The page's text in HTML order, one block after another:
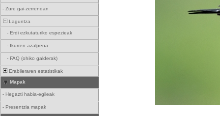
- Zure gai-zerrendan
Laguntza
- Erdi ezkutaturiko espezieak
- Ikurren azalpena
- FAQ (ohiko galderak)
Erabileraren estatistikak
Mapak
- Hegazti habia-egileak
- Presentzia mapak